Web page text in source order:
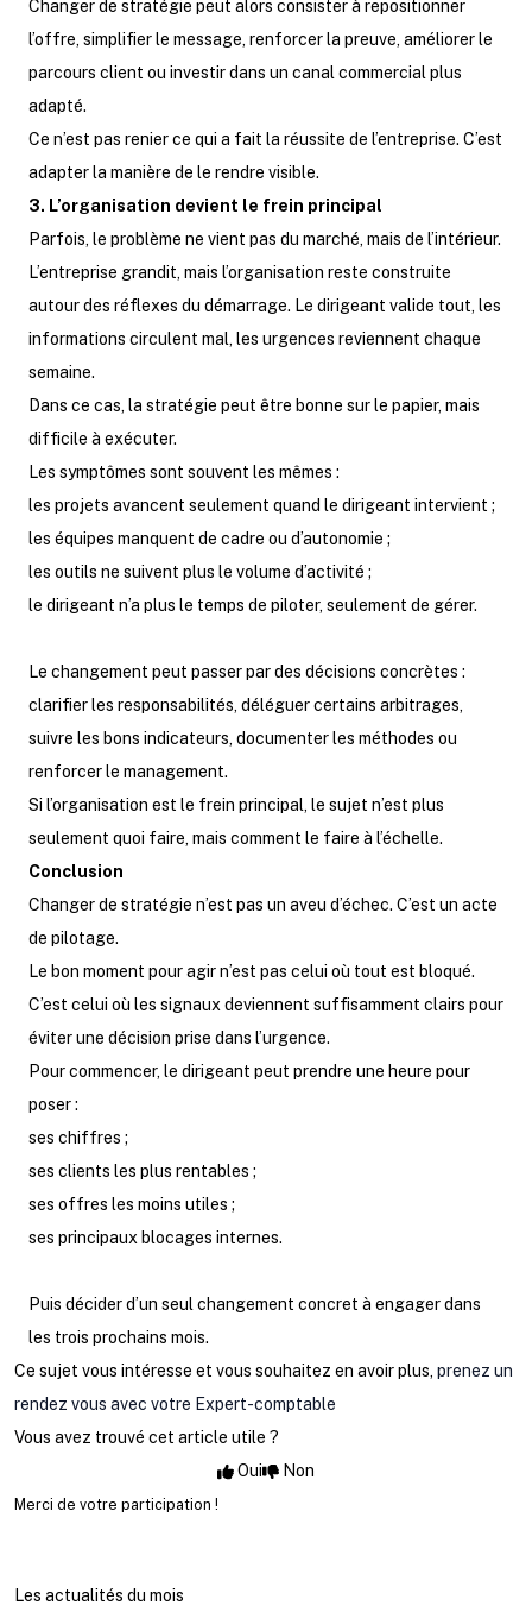
Changer de stratégie peut alors consister à repositionner
l’offre, simplifier le message, renforcer la preuve, améliorer le
parcours client ou investir dans un canal commercial plus
adapté.
Ce n’est pas renier ce qui a fait la réussite de l’entreprise. C’est
adapter la manière de le rendre visible.
3. L’organisation devient le frein principal
Parfois, le problème ne vient pas du marché, mais de l’intérieur.
L’entreprise grandit, mais l’organisation reste construite
autour des réflexes du démarrage. Le dirigeant valide tout, les
informations circulent mal, les urgences reviennent chaque
semaine.
Dans ce cas, la stratégie peut être bonne sur le papier, mais
difficile à exécuter.
Les symptômes sont souvent les mêmes :
les projets avancent seulement quand le dirigeant intervient ;
les équipes manquent de cadre ou d’autonomie ;
les outils ne suivent plus le volume d’activité ;
le dirigeant n’a plus le temps de piloter, seulement de gérer.
Le changement peut passer par des décisions concrètes :
clarifier les responsabilités, déléguer certains arbitrages,
suivre les bons indicateurs, documenter les méthodes ou
renforcer le management.
Si l’organisation est le frein principal, le sujet n’est plus
seulement quoi faire, mais comment le faire à l’échelle.
Conclusion
Changer de stratégie n’est pas un aveu d’échec. C’est un acte
de pilotage.
Le bon moment pour agir n’est pas celui où tout est bloqué.
C’est celui où les signaux deviennent suffisamment clairs pour
éviter une décision prise dans l’urgence.
Pour commencer, le dirigeant peut prendre une heure pour
poser :
ses chiffres ;
ses clients les plus rentables ;
ses offres les moins utiles ;
ses principaux blocages internes.
Puis décider d’un seul changement concret à engager dans
les trois prochains mois.
Ce sujet vous intéresse et vous souhaitez en avoir plus, prenez un
rendez vous avec votre Expert-comptable
Vous avez trouvé cet article utile ?
Oui
Non
Merci de votre participation !
Les actualités du mois